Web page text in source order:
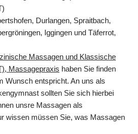
Durlangen, Spraitbach,
Iggingen und Täferrot,
Massagen und Klassische
Massagepraxis haben Sie finden
Wunsch entspricht. An uns als
sollten Sie sich hierbei
unsre Massagen als
wissen müssen Sie, was Massagen